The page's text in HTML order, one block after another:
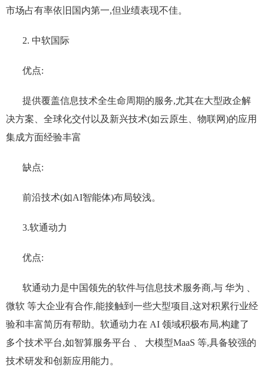
市场占有率依旧国内第一,但业绩表现不佳‌。
2. 中软国际
优点:
提供覆盖信息技术全生命周期的服务,尤其在大型政企解
决方案、全球化交付以及新兴技术(如云原生、物联网)的应用
集成方面经验丰富‌
缺点:
前沿技术(如AI智能体)布局较浅。
3.软通动力
优点:
软通动力是中国领先的软件与信息技术服务商,与 华为 、
微软 等大企业有合作,能接触到一些大型项目,这对积累行业经
验和丰富简历有帮助‌。软通动力在 AI 领域积极布局,构建了
多个技术平台,如智算服务平台 、 大模型MaaS 等,具备较强的
技术研发和创新应用能力‌。